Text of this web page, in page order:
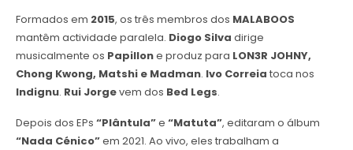
Formados em 2015, os três membros dos MALABOOS
mantêm actividade paralela. Diogo Silva dirige
musicalmente os Papillone produz para LON3R JOHNY,
Chong Kwong, Matshi e Madman. Ivo Correia toca nos
Indignu. Rui Jorgevem dos Bed Legs.
Depois dos EPs “Plântula”e “Matuta”, editaram o álbum
“Nada Cénico”em 2021. Ao vivo, eles trabalham a